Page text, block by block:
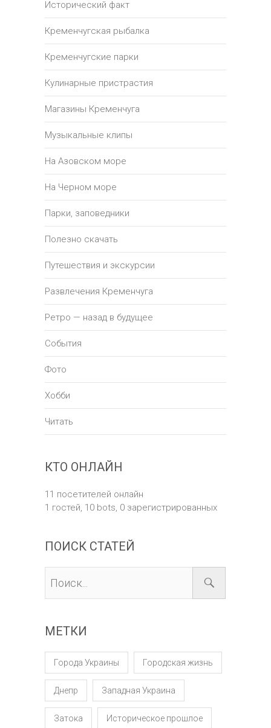
Исторический факт
Кременчугская рыбалка
Кременчугские парки
Кулинарные пристрастия
Магазины Кременчуга
Музыкальные клипы
На Азовском море
На Черном море
Парки, заповедники
Полезно скачать
Путешествия и экскурсии
Развлечения Кременчуга
Ретро — назад в будущее
События
Фото
Хобби
Читать
КТО ОНЛАЙН
11 посетителей онлайн
1 гостей, 10 bots, 0 зарегистрированных
ПОИСК СТАТЕЙ
МЕТКИ
Города Украины Городская жизнь
Днепр Западная Украина
Затока Историческое прошлое